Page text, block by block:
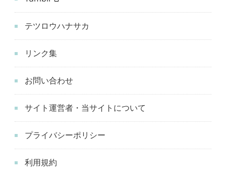
テツロウハナサカ
リンク集
お問い合わせ
サイト運営者・当サイトについて
プライバシーポリシー
利用規約